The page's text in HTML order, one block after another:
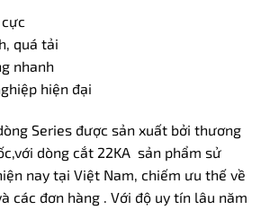
quá tải
nhanh
hiện đại
Series được sản xuất bởi thương
dòng cắt 22KA sản phẩm sử
nay tại Việt Nam, chiếm ưu thế về
các đơn hàng . Với độ uy tín lâu năm